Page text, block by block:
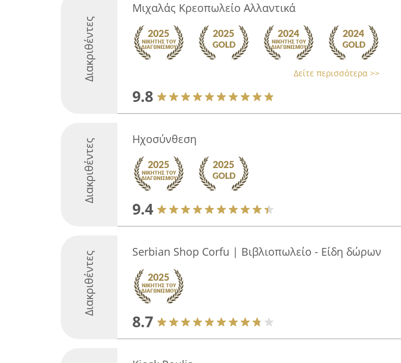
Διακριθέντες
Μιχαλάς Κρεοπωλείο Αλλαντικά
Δείτε περισσότερα >>
9.8
Διακριθέντες Ηχοσύνθεση
9.4
Διακριθέντες Serbian Shop Corfu | Βιβλιοπωλείο - Είδη δώρων
8.7